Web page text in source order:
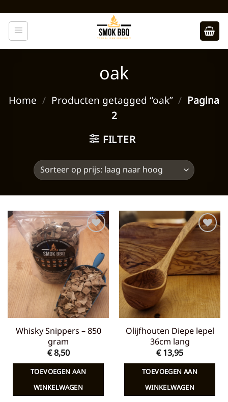
naar
inhoud
oak
Home / Producten getagged “oak” / Pagina
2
FILTER
Toevoegen
aan
verlanglijst
Whisky Snippers – 850
gram
€8,50
TOEVOEGEN AAN
WINKELWAGEN
Toevoegen
aan
verlanglijst
Olijfhouten Diepe lepel
36cm lang
€13,95
TOEVOEGEN AAN
WINKELWAGEN